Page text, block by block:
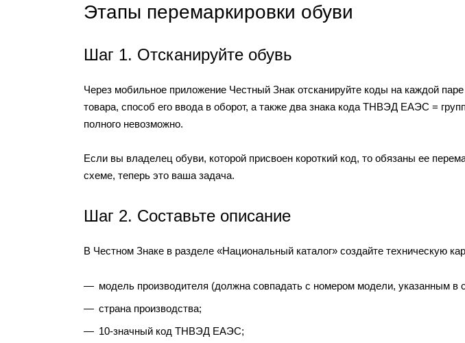
Этапы перемаркировки обуви
Шаг 1. Отсканируйте обувь
Через мобильное приложение Честный Знак отсканируйте коды на каждой
товара, способ его ввода в оборот, а также два знака кода ТНВЭД ЕАЭС =
полного невозможно.
Если вы владелец обуви, которой присвоен короткий код, то обязаны ее
схеме, теперь это ваша задача.
Шаг 2. Составьте описание
В Честном Знаке в разделе «Национальный каталог» создайте техническую
модель производителя (должна совпадать с номером модели, указанным в
страна производства;
10-значный код ТНВЭД ЕАЭС;